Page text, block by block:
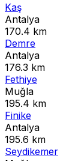
Kaş
Antalya
170.4 km
Demre
Antalya
176.3 km
Fethiye
Muğla
195.4 km
Finike
Antalya
195.6 km
Seydikemer